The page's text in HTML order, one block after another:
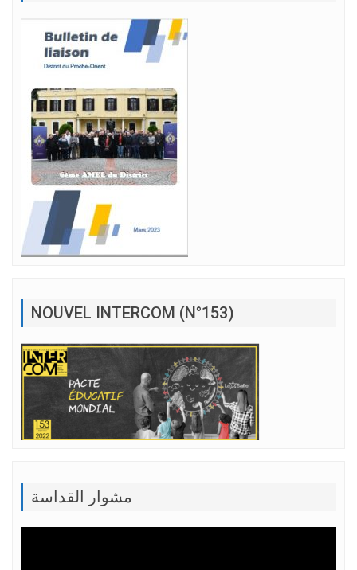
NOUVEL INTERCOM (N°153)
مشوار القداسة